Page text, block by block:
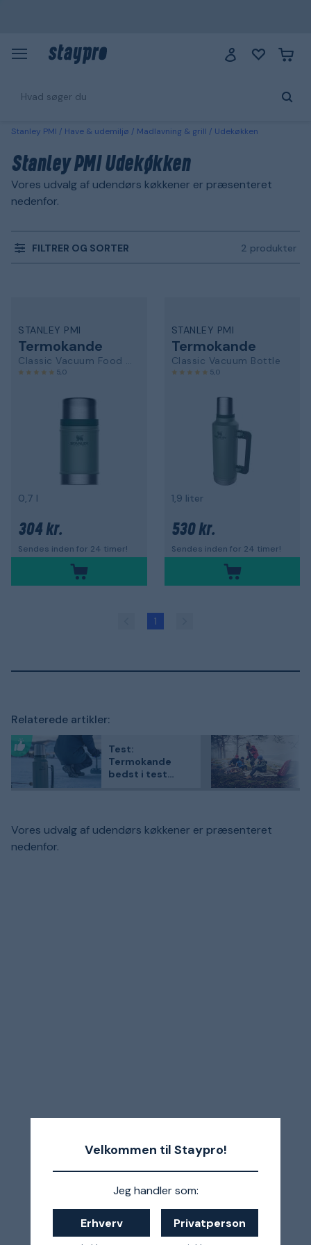
Velkommen til Staypro!
Jeg handler som:
Erhverv Privatperson
Stanley PMI Have & udemiljø Madlavning & grill Udekøkken
Stanley PMI Udekøkken
Vores udvalg af udendørs køkkener er præsenteret
nedenfor.
FILTRER OG SORTER 2 produkter
STANLEY PMI
Termokande
Classic Vacuum Food Jar
5,0
0,7 l
304 kr.
Sendes inden for 24 timer!
STANLEY PMI
Termokande
Classic Vacuum Bottle
5,0
1,9 liter
530 kr.
Sendes inden for 24 timer!
1
Relaterede artikler:
Test:
Termokande
bedst i test
Vores udvalg af udendørs køkkener er præsenteret
nedenfor.